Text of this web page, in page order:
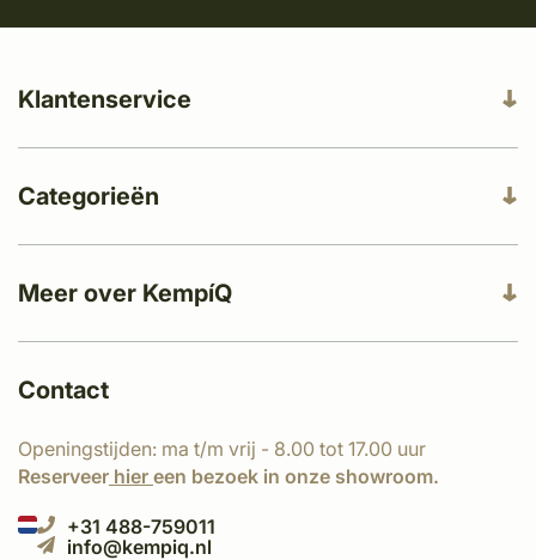
Meer over KempíQ
Klantenservice
Categorieën
Contact
Openingstijden: ma t/m vrij - 8.00 tot 17.00 uur
Reserveer hier een bezoek in onze showroom.
+31 488-759011
info@kempiq.nl